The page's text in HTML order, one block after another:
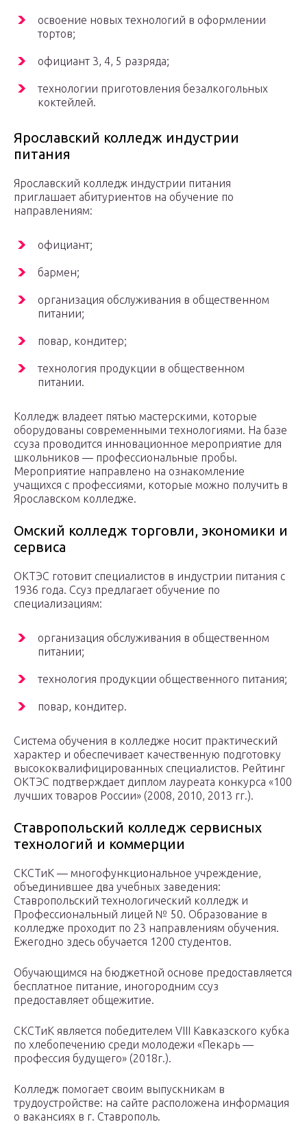
освоение новых технологий в оформлении
тортов;
официант 3, 4, 5 разряда;
технологии приготовления безалкогольных
коктейлей.
Ярославский колледж индустрии
питания
Ярославский колледж индустрии питания
приглашает абитуриентов на обучение по
направлениям:
официант;
бармен;
организация обслуживания в общественном
питании;
повар, кондитер;
технология продукции в общественном
питании.
Колледж владеет пятью мастерскими, которые
оборудованы современными технологиями. На базе
ссуза проводится инновационное мероприятие для
школьников — профессиональные пробы.
Мероприятие направлено на ознакомление
учащихся с профессиями, которые можно получить в
Ярославском колледже.
Омский колледж торговли, экономики и
сервиса
ОКТЭС готовит специалистов в индустрии питания с
1936 года. Ссуз предлагает обучение по
специализациям:
организация обслуживания в общественном
питании;
технология продукции общественного питания;
повар, кондитер.
Система обучения в колледже носит практический
характер и обеспечивает качественную подготовку
высококвалифицированных специалистов. Рейтинг
ОКТЭС подтверждает диплом лауреата конкурса «100
лучших товаров России» (2008, 2010, 2013 гг.).
Ставропольский колледж сервисных
технологий и коммерции
СКСТиК — многофункциональное учреждение,
объединившее два учебных заведения:
Ставропольский технологический колледж и
Профессиональный лицей № 50. Образование в
колледже проходит по 23 направлениям обучения.
Ежегодно здесь обучается 1200 студентов.
Обучающимся на бюджетной основе предоставляется
бесплатное питание, иногородним ссуз
предоставляет общежитие.
СКСТиК является победителем VIII Кавказского кубка
по хлебопечению среди молодежи «Пекарь —
профессия будущего» (2018г.).
Колледж помогает своим выпускникам в
трудоустройстве: на сайте расположена информация
о вакансиях в г. Ставрополь.